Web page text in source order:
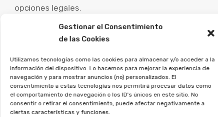
Gestionar el Consentimiento
de las Cookies
Utilizamos tecnologías como las cookies para almacenar y/o acceder a la
información del dispositivo. Lo hacemos para mejorar la experiencia de
navegación y para mostrar anuncios (no) personalizados. El
consentimiento a estas tecnologías nos permitirá procesar datos como
el comportamiento de navegación o los ID's únicos en este sitio. No
consentir o retirar el consentimiento, puede afectar negativamente a
ciertas características y funciones.
opciones legales.
Desde la Asociación Afeban
ayudamos a los afectados a
reclamar lo que les
corresponde.
Si estás en esta situación, regístrate sin
compromiso, y veremos si puedes reclamar.